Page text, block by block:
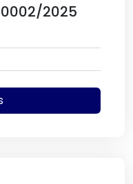
2025